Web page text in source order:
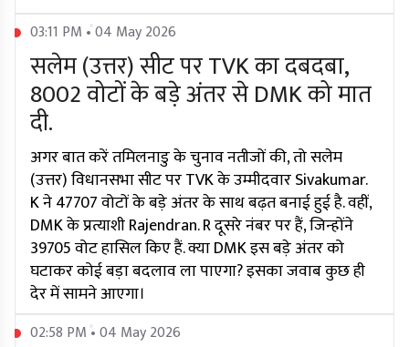
03:11 PM • 04 May 2026
सलेम (उत्तर) सीट पर TVK का दबदबा,
8002 वोटों के बड़े अंतर से DMK को मात
दी.
अगर बात करें तमिलनाडु के चुनाव नतीजों की, तो सलेम
(उत्तर) विधानसभा सीट पर TVK के उम्मीदवार Sivakumar.
K ने 47707 वोटों के बड़े अंतर के साथ बढ़त बनाई हुई है. वहीं,
DMK के प्रत्याशी Rajendran. R दूसरे नंबर पर हैं, जिन्होंने
39705 वोट हासिल किए हैं. क्या DMK इस बड़े अंतर को
घटाकर कोई बड़ा बदलाव ला पाएगा? इसका जवाब कुछ ही
देर में सामने आएगा।
02:58 PM • 04 May 2026